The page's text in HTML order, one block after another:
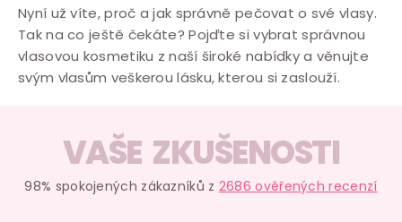
Nyní už víte, proč a jak správně pečovat o své vlasy.
Tak na co ještě čekáte? Pojďte si vybrat správnou
vlasovou kosmetiku z naší široké nabídky a věnujte
svým vlasům veškerou lásku, kterou si zaslouží.
VAŠE ZKUŠENOSTI
98% spokojených zákazníků z 2686 ověřených recenzí